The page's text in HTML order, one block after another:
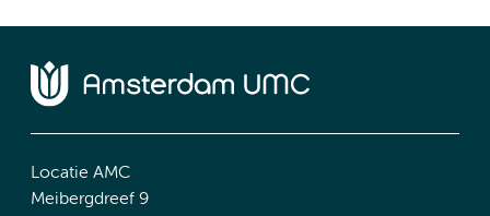
Locatie AMC
Meibergdreef 9